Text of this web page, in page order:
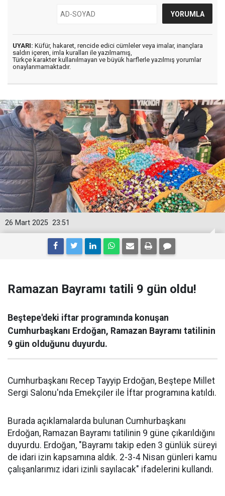
UYARI: Küfür, hakaret, rencide edici cümleler veya imalar, inançlara
saldırı içeren, imla kuralları ile yazılmamış,
Türkçe karakter kullanılmayan ve büyük harflerle yazılmış yorumlar
onaylanmamaktadır.
23:51
26 Mart 2025
Ramazan Bayramı tatili 9 gün oldu!
Beştepe'deki iftar programında konuşan
Cumhurbaşkanı Erdoğan, Ramazan Bayramı tatilinin
9 gün olduğunu duyurdu.
Cumhurbaşkanı Recep Tayyip Erdoğan, Beştepe Millet
Sergi Salonu'nda Emekçiler ile İftar programına katıldı.
Burada açıklamalarda bulunan Cumhurbaşkanı
Erdoğan, Ramazan Bayramı tatilinin 9 güne çıkarıldığını
duyurdu. Erdoğan, "Bayramı takip eden 3 günlük süreyi
de idari izin kapsamına aldık. 2-3-4 Nisan günleri kamu
çalışanlarımız idari izinli sayılacak" ifadelerini kullandı.